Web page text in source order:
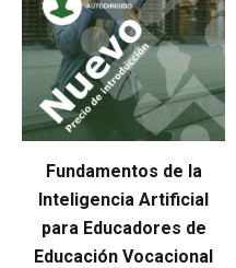
Fundamentos de la
Inteligencia Artificial
para Educadores de
Educación Vocacional